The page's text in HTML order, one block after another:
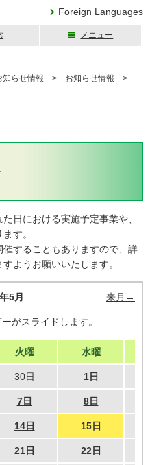
Foreign Languages
メニュー
知らせ情報 > お知らせ情報 >
日における実施予定事業や、
す。
することもありますので、詳
ようお願いいたします。
5月 来月→
がスライドします。
火曜 水曜
30日 1日
7日 8日
14日 15日
21日 22日